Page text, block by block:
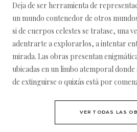
Deja de ser herramienta de
un mundo contenedor de otros
si de cuerpos celestes se tratase, una
adentrarte a explorarlos, a intentar
mirada. Las obras presentan
ubicadas en un limbo atemporal donde
de extinguirse o quizás está por
VER TODAS LAS